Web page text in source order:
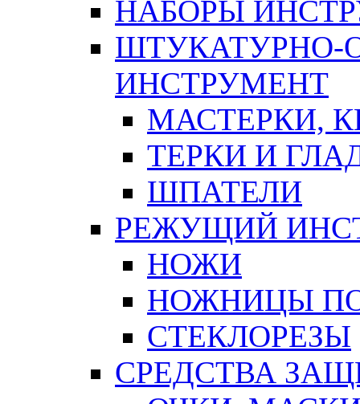
НАБОРЫ
ШТУКАТУРНО-
ИНСТРУМЕНТ
МАСТЕРКИ,
ТЕРКИ И
ШПАТЕЛИ
РЕЖУЩИЙ
НОЖИ
НОЖНИЦЫ
СТЕКЛОРЕЗЫ
СРЕДСТВА